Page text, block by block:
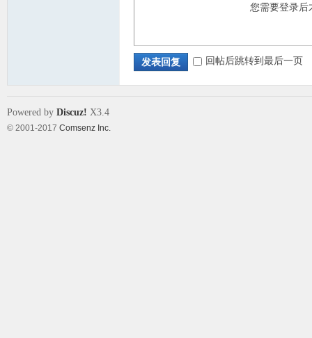
您需要登录
发表回复 回帖后跳转到最后一页
Powered by Discuz! X3.4
© 2001-2017 Comsenz Inc.